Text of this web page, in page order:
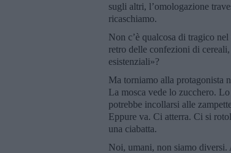
sugli altri, l’omologazione
ricaschiamo.
Non c’è qualcosa di tragico
retro delle confezioni di
esistenziali»?
Ma torniamo alla protagonista
La mosca vede lo zucchero.
potrebbe incollarsi alle
Eppure va. Ci atterra. Ci si
una ciabatta.
Noi, umani, non siamo diversi.